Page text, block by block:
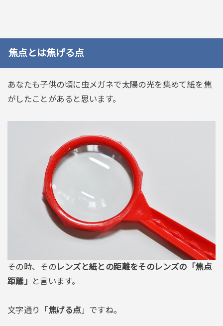
焦点とは焦げる点
あなたも子供の頃に虫メガネで太陽の光を集めて紙を焦
がしたことがあると思います。
その時、そのレンズと紙との距離をそのレンズの「焦点
距離」
と言います。
文字通り「焦げる点 」ですね。